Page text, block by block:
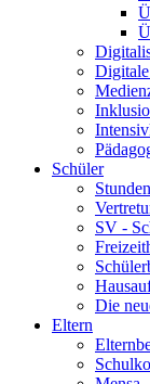
Schüler
SV -
Die
Eltern